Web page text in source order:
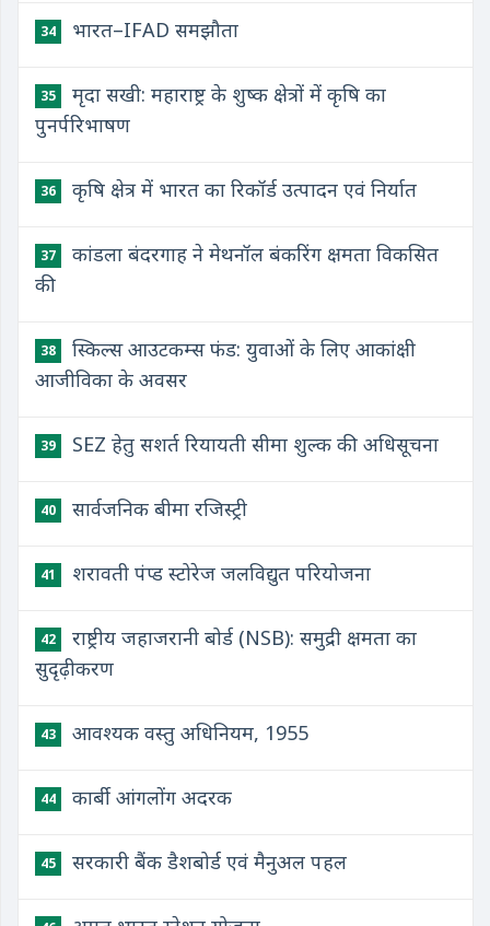
34 भारत–IFAD समझौता
35
मृदा सखी: महाराष्ट्र के शुष्क क्षेत्रों में कृषि का
पुनर्परिभाषण
36 कृषि क्षेत्र में भारत का रिकॉर्ड उत्पादन एवं निर्यात
37
कांडला बंदरगाह ने मेथनॉल बंकरिंग क्षमता विकसित
की
38
स्किल्स आउटकम्स फंड: युवाओं के लिए आकांक्षी
आजीविका के अवसर
39 SEZ हेतु सशर्त रियायती सीमा शुल्क की अधिसूचना
40 सार्वजनिक बीमा रजिस्ट्री
41 शरावती पंप्ड स्टोरेज जलविद्युत परियोजना
42
राष्ट्रीय जहाजरानी बोर्ड (NSB): समुद्री क्षमता का
सुदृढ़ीकरण
43 आवश्यक वस्तु अधिनियम, 1955
44 कार्बी आंगलोंग अदरक
45 सरकारी बैंक डैशबोर्ड एवं मैनुअल पहल